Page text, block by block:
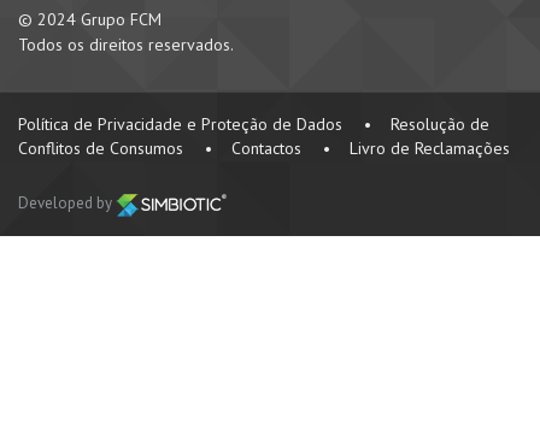
© 2024 Grupo FCM
Todos os direitos reservados.
Política de Privacidade e Proteção de Dados •
Resolução de
Conflitos de Consumos
• Contactos • Livro de Reclamações
Developed by